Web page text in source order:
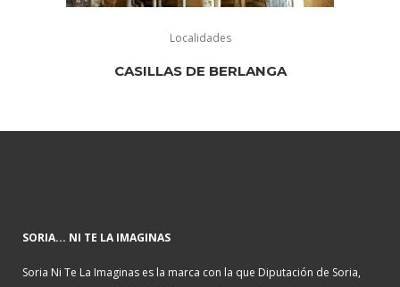
Localidades
CASILLAS DE BERLANGA
SORIA... NI TE LA IMAGINAS
Soria Ni Te La Imaginas es la marca con la que Diputación de Soria,